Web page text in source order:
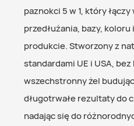
paznokci 5 w 1, który
przedłużania, bazy,
produkcie. Stworzony z
standardami UE i USA, bez
wszechstronny żel
długotrwałe rezultaty do
nadając się do